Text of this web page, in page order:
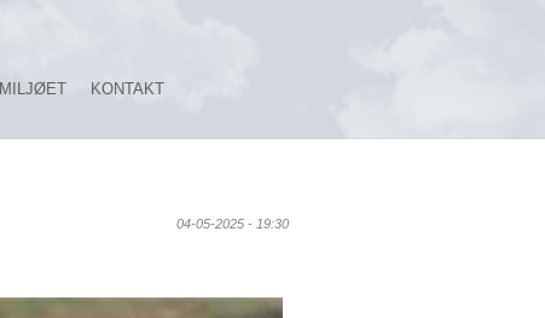
MILJØET KONTAKT
04-05-2025 - 19:30